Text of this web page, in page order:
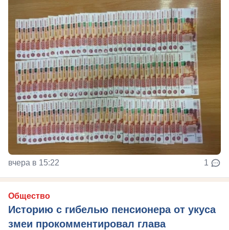
вчера в 15:22 1
Общество
Историю с гибелью пенсионера от укуса
змеи прокомментировал глава